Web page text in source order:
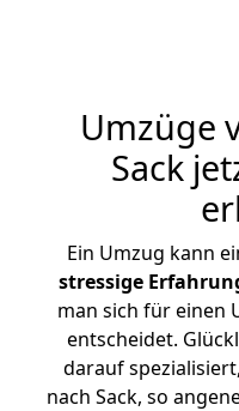
Umzüge
Sack
Ein Umzug kann
stressige
man sich für einen
entscheidet.
darauf
nach Sack, so